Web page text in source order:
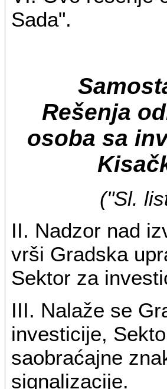
Sada".
Rešenja
osoba sa
("Sl.
II. Nadzor nad
vrši Gradska
Sektor za
III. Nalaže se
investicije,
saobraćajne
signalizacije.